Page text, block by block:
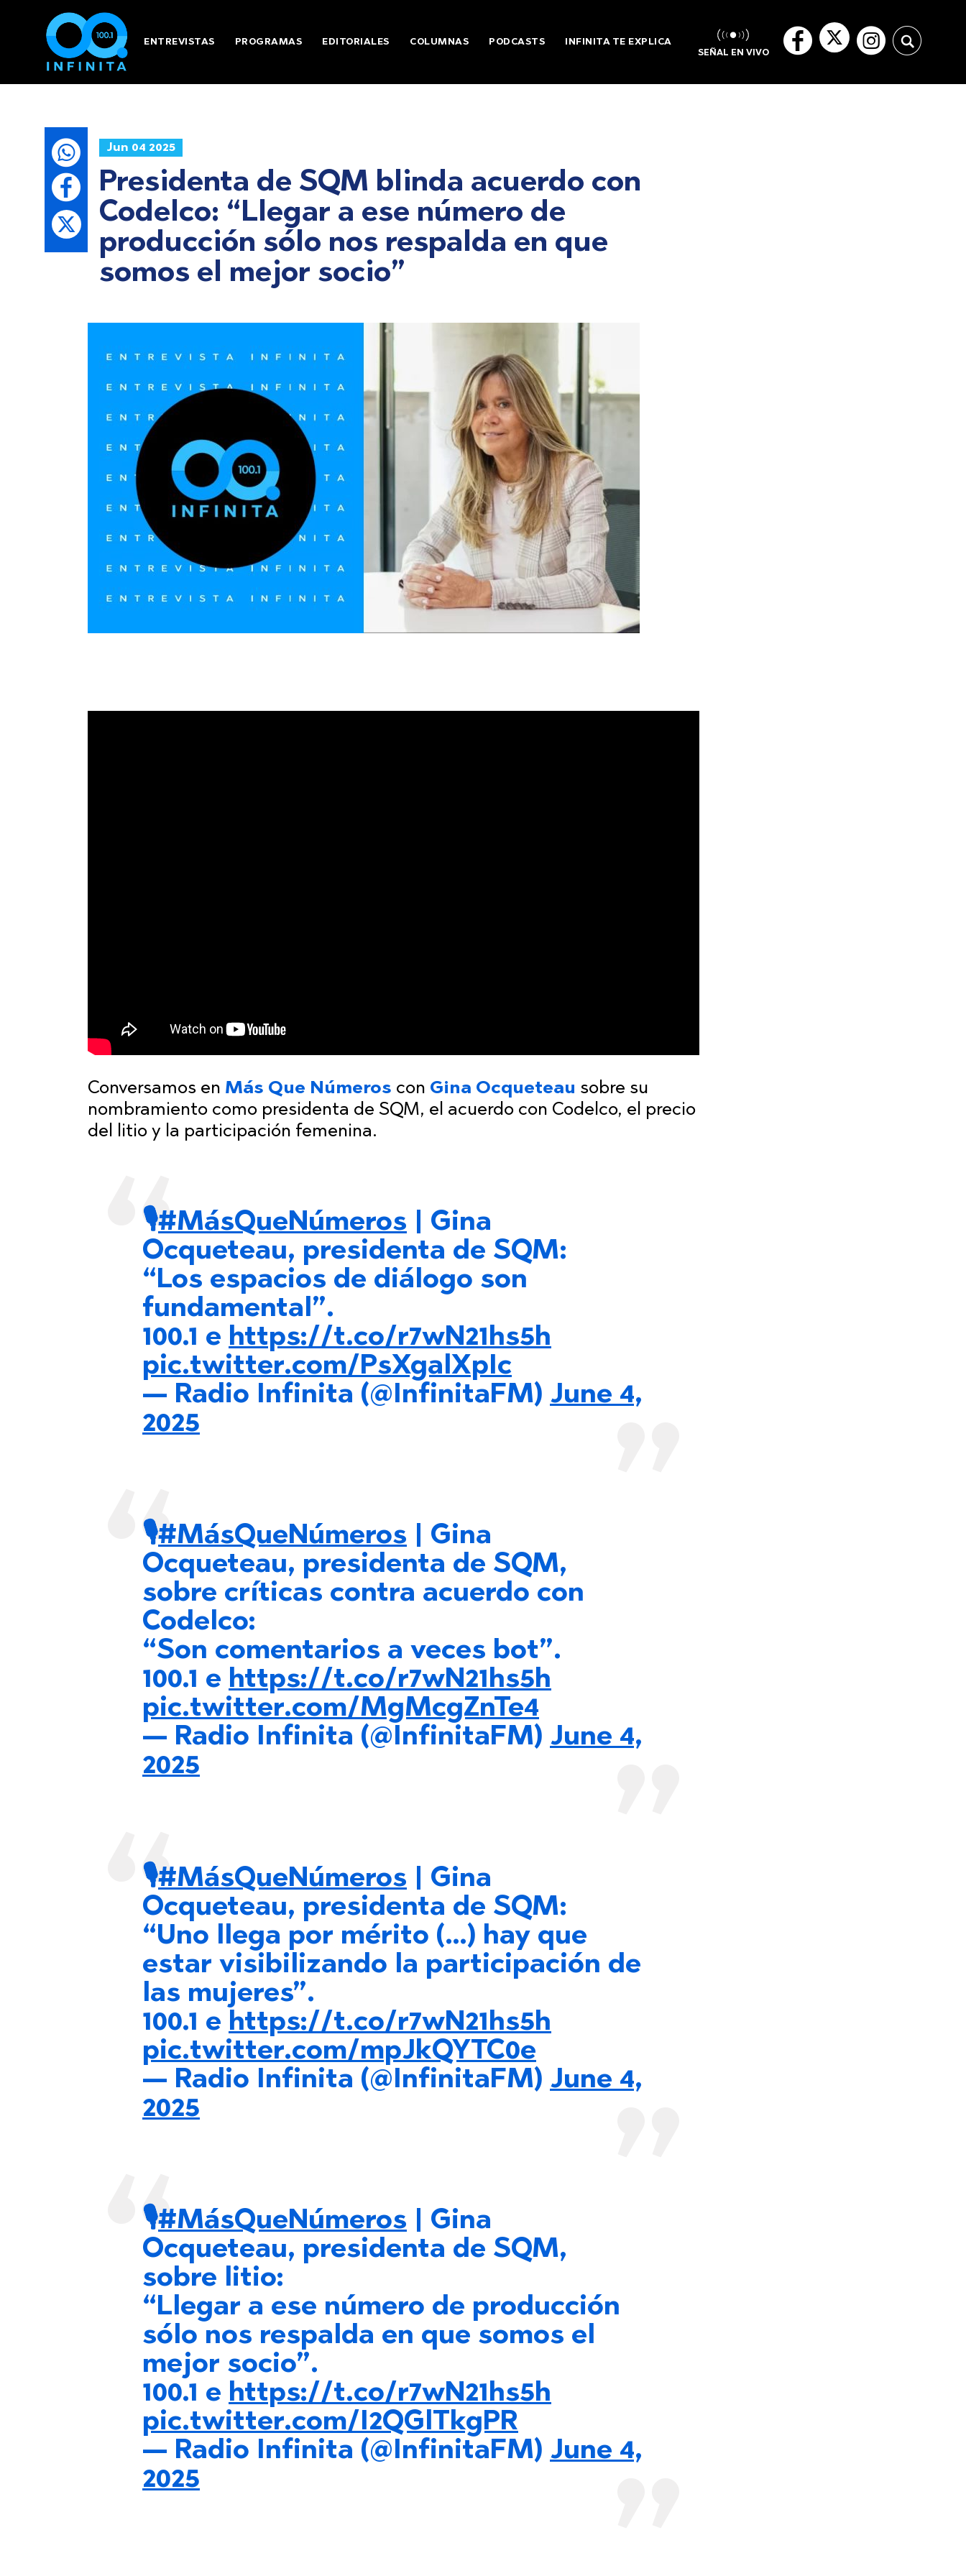
ENTREVISTAS PROGRAMAS EDITORIALES COLUMNAS PODCASTS INFINITA TE EXPLICA
SEÑAL EN VIVO
Jun 04 2025
Presidenta de SQM blinda acuerdo con
Codelco: “Llegar a ese número de
producción sólo nos respalda en que
somos el mejor socio”
Conversamos en Más Que Números con Gina Ocqueteau sobre su
nombramiento como presidenta de SQM, el acuerdo con Codelco, el precio
del litio y la participación femenina.
🎙️#MásQueNúmeros | Gina
Ocqueteau, presidenta de SQM:
“Los espacios de diálogo son
fundamental”.
100.1 e https://t.co/r7wN21hs5h
pic.twitter.com/PsXgalXpIc
— Radio Infinita (@InfinitaFM) June 4,
2025
🎙️#MásQueNúmeros | Gina
Ocqueteau, presidenta de SQM,
sobre críticas contra acuerdo con
Codelco:
“Son comentarios a veces bot”.
100.1 e https://t.co/r7wN21hs5h
pic.twitter.com/MgMcgZnTe4
— Radio Infinita (@InfinitaFM) June 4,
2025
🎙️#MásQueNúmeros | Gina
Ocqueteau, presidenta de SQM:
“Uno llega por mérito (…) hay que
estar visibilizando la participación de
las mujeres”.
100.1 e https://t.co/r7wN21hs5h
pic.twitter.com/mpJkQYTC0e
— Radio Infinita (@InfinitaFM) June 4,
2025
🎙️#MásQueNúmeros | Gina
Ocqueteau, presidenta de SQM,
sobre litio:
“Llegar a ese número de producción
sólo nos respalda en que somos el
mejor socio”.
100.1 e https://t.co/r7wN21hs5h
pic.twitter.com/I2QGlTkgPR
— Radio Infinita (@InfinitaFM) June 4,
2025